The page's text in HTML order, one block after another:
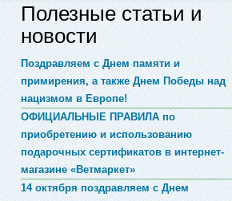
Полезные статьи и
новости
Поздравляем с Днем памяти и
примирения, а также Днем Победы над
нацизмом в Европе!
ОФИЦИАЛЬНЫЕ ПРАВИЛА по
приобретению и использованию
подарочных сертификатов в интернет-
магазине «Ветмаркет»
14 октября поздравляем с Днем